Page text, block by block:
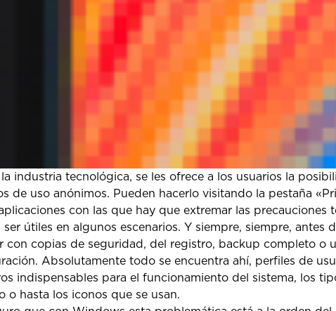
industria tecnológica, se les ofrece a los usuarios la
de uso anónimos. Pueden hacerlo visitando la pestaña
con las que hay que extremar las precauciones
ser útiles en algunos escenarios. Y siempre, siempre, antes
con copias de seguridad, del registro, backup completo o
Absolutamente todo se encuentra ahí, perfiles de
indispensables para el funcionamiento del sistema, los
hasta los iconos que se usan.